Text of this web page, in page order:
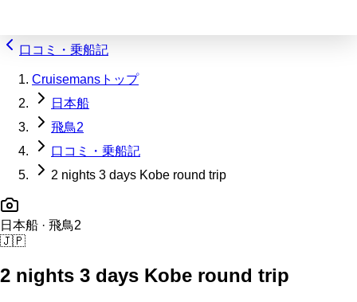
口コミ・乗船記
Cruisemansトップ
日本船
飛鳥2
口コミ・乗船記
2 nights 3 days Kobe round trip
日本船 · 飛鳥2
🇯🇵
2 nights 3 days Kobe round trip